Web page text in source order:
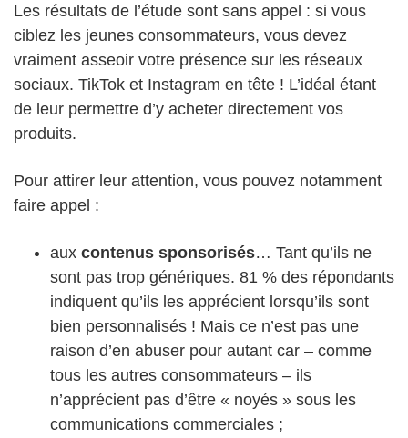
Les résultats de l’étude sont sans appel : si vous
ciblez les jeunes consommateurs, vous devez
vraiment asseoir votre présence sur les réseaux
sociaux. TikTok et Instagram en tête ! L’idéal étant
de leur permettre d’y acheter directement vos
produits.
Pour attirer leur attention, vous pouvez notamment
faire appel :
aux contenus sponsorisés… Tant qu’ils ne
sont pas trop génériques. 81 % des répondants
indiquent qu’ils les apprécient lorsqu’ils sont
bien personnalisés ! Mais ce n’est pas une
raison d’en abuser pour autant car – comme
tous les autres consommateurs – ils
n’apprécient pas d’être « noyés » sous les
communications commerciales ;